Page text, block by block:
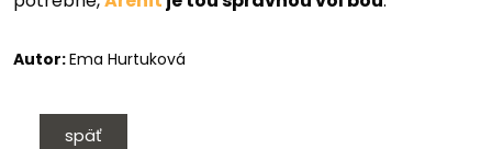
Autor:Ema Hurtuková
späť